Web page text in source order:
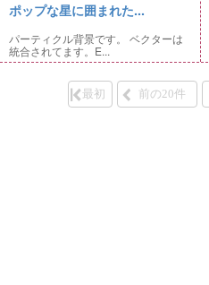
ポップな星に囲まれた...
パーティクル背景です。 ベクターは
統合されてます。E...
最初 前の20件